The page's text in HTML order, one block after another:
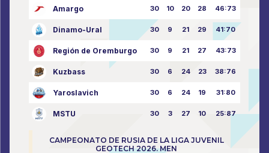
Amargo 30 10 20 28 46:73
Dinamo-Ural 30 9 21 29 41:70
Región de Oremburgo 30 9 21 27 43:73
Kuzbass 30 6 24 23 38:76
Yaroslavich 30 6 24 19 31:80
MSTU 30 3 27 10 25:87
CAMPEONATO DE RUSIA DE LA LIGA JUVENIL
GEOTECH 2026. MEN